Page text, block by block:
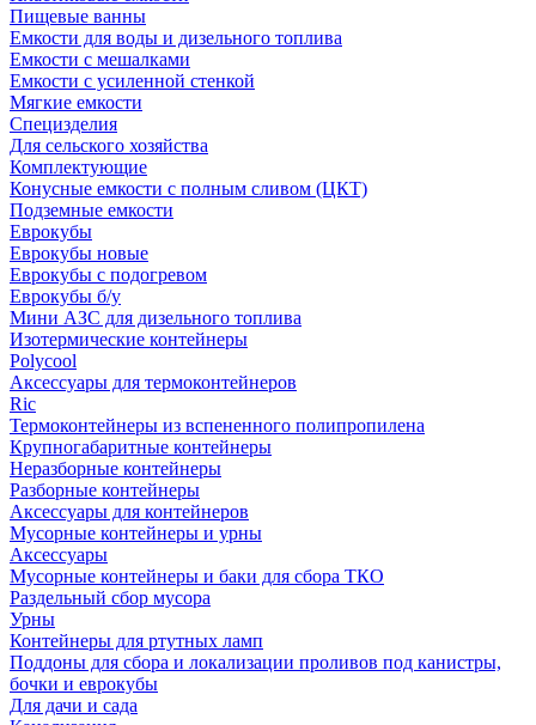
Пищевые ванны
Емкости для воды и дизельного топлива
Емкости с мешалками
Емкости с усиленной стенкой
Мягкие емкости
Специзделия
Для сельского хозяйства
Комплектующие
Конусные емкости с полным сливом (ЦКТ)
Подземные емкости
Еврокубы
Еврокубы новые
Еврокубы с подогревом
Еврокубы б/у
Мини АЗС для дизельного топлива
Изотермические контейнеры
Polycool
Аксессуары для термоконтейнеров
Ric
Термоконтейнеры из вспененного полипропилена
Крупногабаритные контейнеры
Неразборные контейнеры
Разборные контейнеры
Аксессуары для контейнеров
Мусорные контейнеры и урны
Аксессуары
Мусорные контейнеры и баки для сбора ТКО
Раздельный сбор мусора
Урны
Контейнеры для ртутных ламп
Поддоны для сбора и локализации проливов под канистры,
бочки и еврокубы
Для дачи и сада